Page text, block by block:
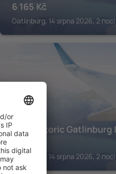
6 165 Kč
Gatlinburg, 14 srpna 2026, 2 noci
The Historic Gatlinburg
Kč
Gatlinburg, 14 srpna 2026, 2 noci